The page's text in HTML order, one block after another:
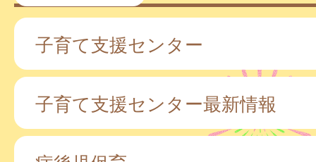
子育て支援センター
子育て支援センター最新情報